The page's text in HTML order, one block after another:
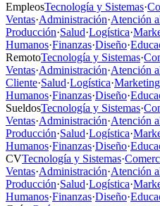
EmpleosTecnología y Sistemas·
Ventas·Administración·Atención
Producción·Salud·Logística·
Humanos·Finanzas·Diseño·
RemotoTecnología y Sistemas·
Ventas·Administración·Atención
Cliente·Salud·Logística·Marketing
Humanos·Finanzas·Diseño·
SueldosTecnología y Sistemas·
Ventas·Administración·Atención
Producción·Salud·Logística·
Humanos·Finanzas·Diseño·
CVTecnología y Sistemas·
Ventas·Administración·Atención
Producción·Salud·Logística·
Humanos·Finanzas·Diseño·